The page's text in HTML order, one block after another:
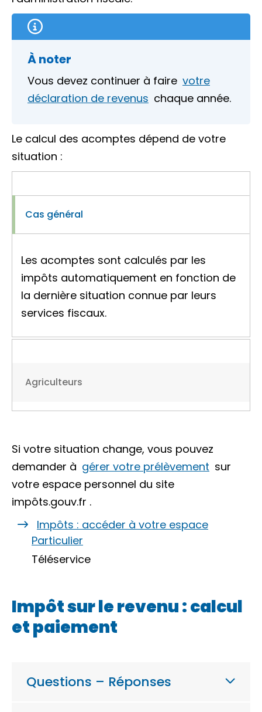
À noter
Vous devez continuer à faire votre
déclaration de revenus chaque année.
Le calcul des acomptes dépend de votre
situation :
Cas général
Les acomptes sont calculés par les
impôts automatiquement en fonction de
la dernière situation connue par leurs
services fiscaux.
Agriculteurs
Si votre situation change, vous pouvez
demander à gérer votre prélèvement sur
votre espace personnel du site
impôts.gouv.fr .
Impôts : accéder à votre espace
Particulier
Téléservice
Impôt sur le revenu : calcul
et paiement
Questions – Réponses